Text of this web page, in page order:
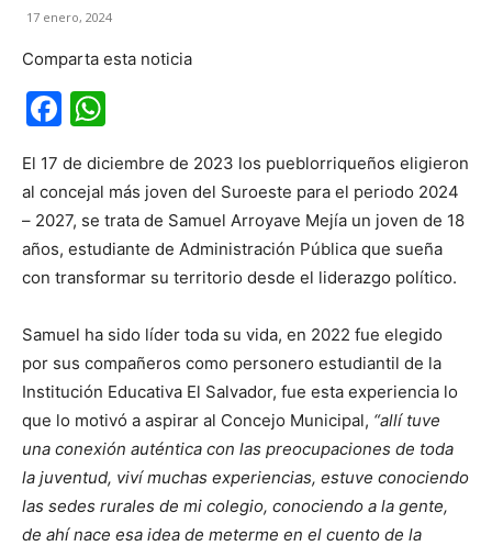
17 enero, 2024
Comparta esta noticia
Facebook
El 17 de diciembre de 2023 los pueblorriqueños eligieron
al concejal más joven del Suroeste para el periodo 2024
– 2027, se trata de Samuel Arroyave Mejía un joven de 18
años, estudiante de Administración Pública que sueña
con transformar su territorio desde el liderazgo político.
Samuel ha sido líder toda su vida, en 2022 fue elegido
por sus compañeros como personero estudiantil de la
Institución Educativa El Salvador, fue esta experiencia lo
que lo motivó a aspirar al Concejo Municipal, “allí tuve
una conexión auténtica con las preocupaciones de toda
la juventud, viví muchas experiencias, estuve conociendo
las sedes rurales de mi colegio, conociendo a la gente,
de ahí nace esa idea de meterme en el cuento de la